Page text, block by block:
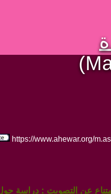
عن التصويت : دراسة